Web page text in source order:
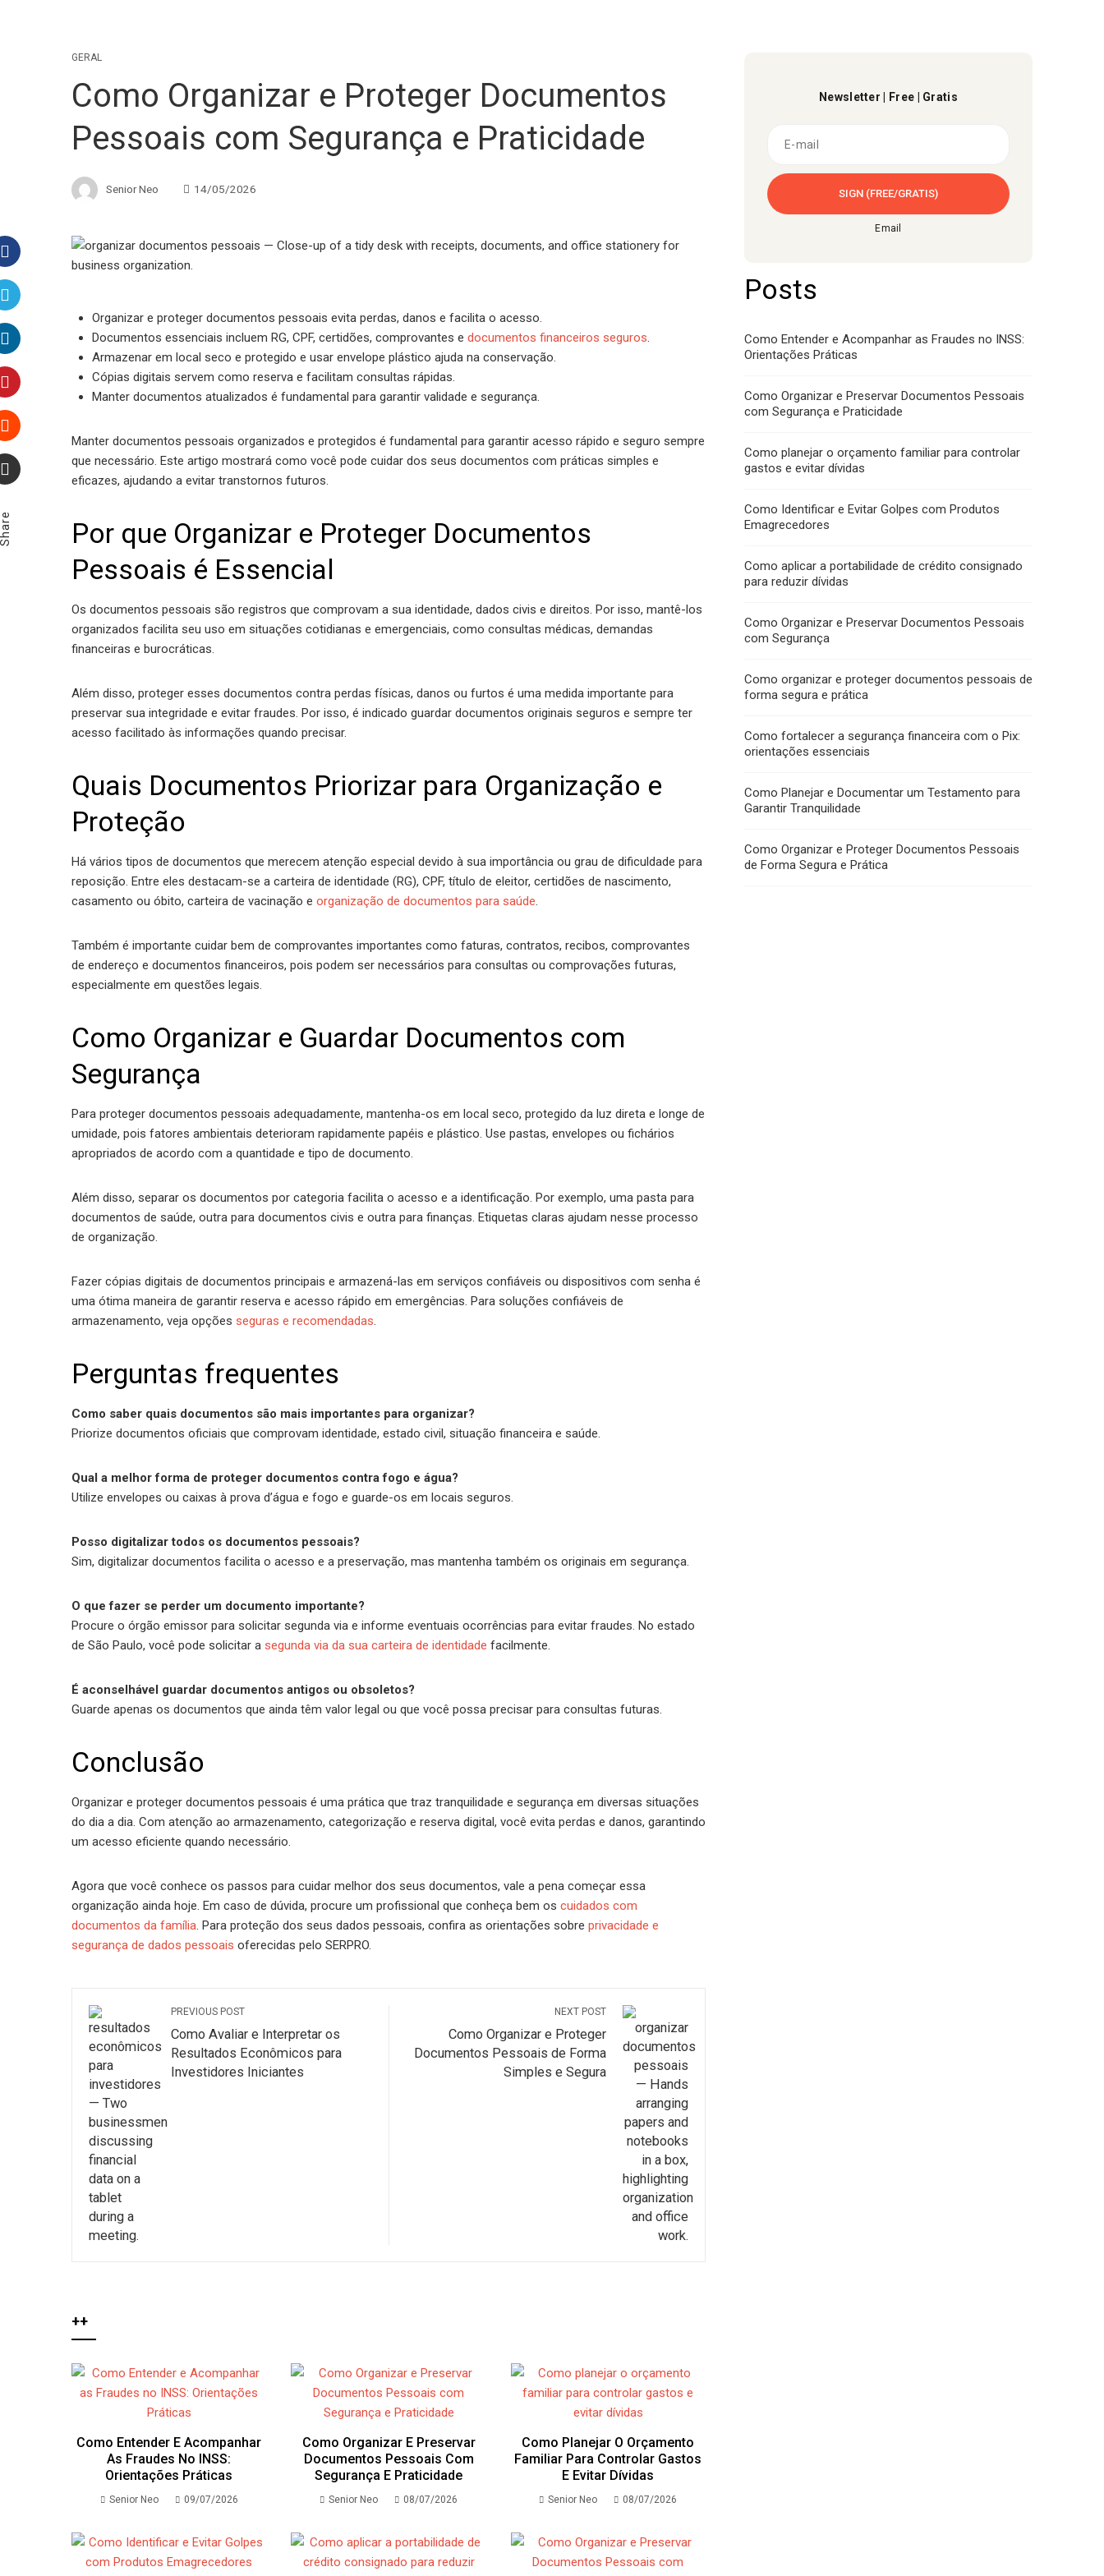
GERAL
Como Organizar e Proteger Documentos
Pessoais com Segurança e Praticidade
Senior Neo 14/05/2026
Facebook
Twitter
LinkedIn
Pinterest
Stumbleupon
Organizar e proteger documentos pessoais evita perdas, danos e facilita o acesso.
Documentos essenciais incluem RG, CPF, certidões, comprovantes e documentos financeiros seguros.
Armazenar em local seco e protegido e usar envelope plástico ajuda na conservação.
Cópias digitais servem como reserva e facilitam consultas rápidas.
Manter documentos atualizados é fundamental para garantir validade e segurança.
Manter documentos pessoais organizados e protegidos é fundamental para garantir acesso rápido e seguro sempre
que necessário. Este artigo mostrará como você pode cuidar dos seus documentos com práticas simples e
eficazes, ajudando a evitar transtornos futuros.
Por que Organizar e Proteger Documentos
Pessoais é Essencial
Os documentos pessoais são registros que comprovam a sua identidade, dados civis e direitos. Por isso, mantê-los
organizados facilita seu uso em situações cotidianas e emergenciais, como consultas médicas, demandas
financeiras e burocráticas.
Além disso, proteger esses documentos contra perdas físicas, danos ou furtos é uma medida importante para
preservar sua integridade e evitar fraudes. Por isso, é indicado guardar documentos originais seguros e sempre ter
acesso facilitado às informações quando precisar.
Quais Documentos Priorizar para Organização e
Proteção
Há vários tipos de documentos que merecem atenção especial devido à sua importância ou grau de dificuldade para
reposição. Entre eles destacam-se a carteira de identidade (RG), CPF, título de eleitor, certidões de nascimento,
casamento ou óbito, carteira de vacinação e organização de documentos para saúde.
Também é importante cuidar bem de comprovantes importantes como faturas, contratos, recibos, comprovantes
de endereço e documentos financeiros, pois podem ser necessários para consultas ou comprovações futuras,
especialmente em questões legais.
Como Organizar e Guardar Documentos com
Segurança
Para proteger documentos pessoais adequadamente, mantenha-os em local seco, protegido da luz direta e longe de
umidade, pois fatores ambientais deterioram rapidamente papéis e plástico. Use pastas, envelopes ou fichários
apropriados de acordo com a quantidade e tipo de documento.
Além disso, separar os documentos por categoria facilita o acesso e a identificação. Por exemplo, uma pasta para
documentos de saúde, outra para documentos civis e outra para finanças. Etiquetas claras ajudam nesse processo
de organização.
Fazer cópias digitais de documentos principais e armazená-las em serviços confiáveis ou dispositivos com senha é
uma ótima maneira de garantir reserva e acesso rápido em emergências. Para soluções confiáveis de
armazenamento, veja opções seguras e recomendadas.
Perguntas frequentes
Como saber quais documentos são mais importantes para organizar?
Priorize documentos oficiais que comprovam identidade, estado civil, situação financeira e saúde.
Qual a melhor forma de proteger documentos contra fogo e água?
Utilize envelopes ou caixas à prova d’água e fogo e guarde-os em locais seguros.
Posso digitalizar todos os documentos pessoais?
Sim, digitalizar documentos facilita o acesso e a preservação, mas mantenha também os originais em segurança.
O que fazer se perder um documento importante?
Procure o órgão emissor para solicitar segunda via e informe eventuais ocorrências para evitar fraudes. No estado
de São Paulo, você pode solicitar a segunda via da sua carteira de identidade facilmente.
É aconselhável guardar documentos antigos ou obsoletos?
Guarde apenas os documentos que ainda têm valor legal ou que você possa precisar para consultas futuras.
Conclusão
Organizar e proteger documentos pessoais é uma prática que traz tranquilidade e segurança em diversas situações
do dia a dia. Com atenção ao armazenamento, categorização e reserva digital, você evita perdas e danos, garantindo
um acesso eficiente quando necessário.
Agora que você conhece os passos para cuidar melhor dos seus documentos, vale a pena começar essa
organização ainda hoje. Em caso de dúvida, procure um profissional que conheça bem os cuidados com
documentos da família. Para proteção dos seus dados pessoais, confira as orientações sobre privacidade e
segurança de dados pessoais oferecidas pelo SERPRO.
PREVIOUS POST
Como Avaliar e Interpretar os
Resultados Econômicos para
Investidores Iniciantes
NEXT POST
Como Organizar e Proteger
Documentos Pessoais de Forma
Simples e Segura
++
Como Entender E Acompanhar
As Fraudes No INSS:
Orientações Práticas
Senior Neo 09/07/2026
Como Organizar E Preservar
Documentos Pessoais Com
Segurança E Praticidade
Senior Neo 08/07/2026
Como Planejar O Orçamento
Familiar Para Controlar Gastos
E Evitar Dívidas
Senior Neo 08/07/2026
Newsletter | Free | Gratis
Email
Posts
Como Entender e Acompanhar as Fraudes no INSS:
Orientações Práticas
Como Organizar e Preservar Documentos Pessoais
com Segurança e Praticidade
Como planejar o orçamento familiar para controlar
gastos e evitar dívidas
Como Identificar e Evitar Golpes com Produtos
Emagrecedores
Como aplicar a portabilidade de crédito consignado
para reduzir dívidas
Como Organizar e Preservar Documentos Pessoais
com Segurança
Como organizar e proteger documentos pessoais de
forma segura e prática
Como fortalecer a segurança financeira com o Pix:
orientações essenciais
Como Planejar e Documentar um Testamento para
Garantir Tranquilidade
Como Organizar e Proteger Documentos Pessoais
de Forma Segura e Prática